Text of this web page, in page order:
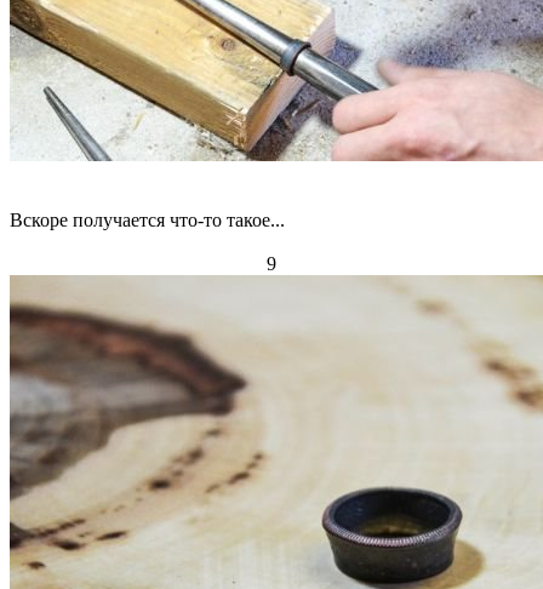
Вскоре получается что-то такое...
9